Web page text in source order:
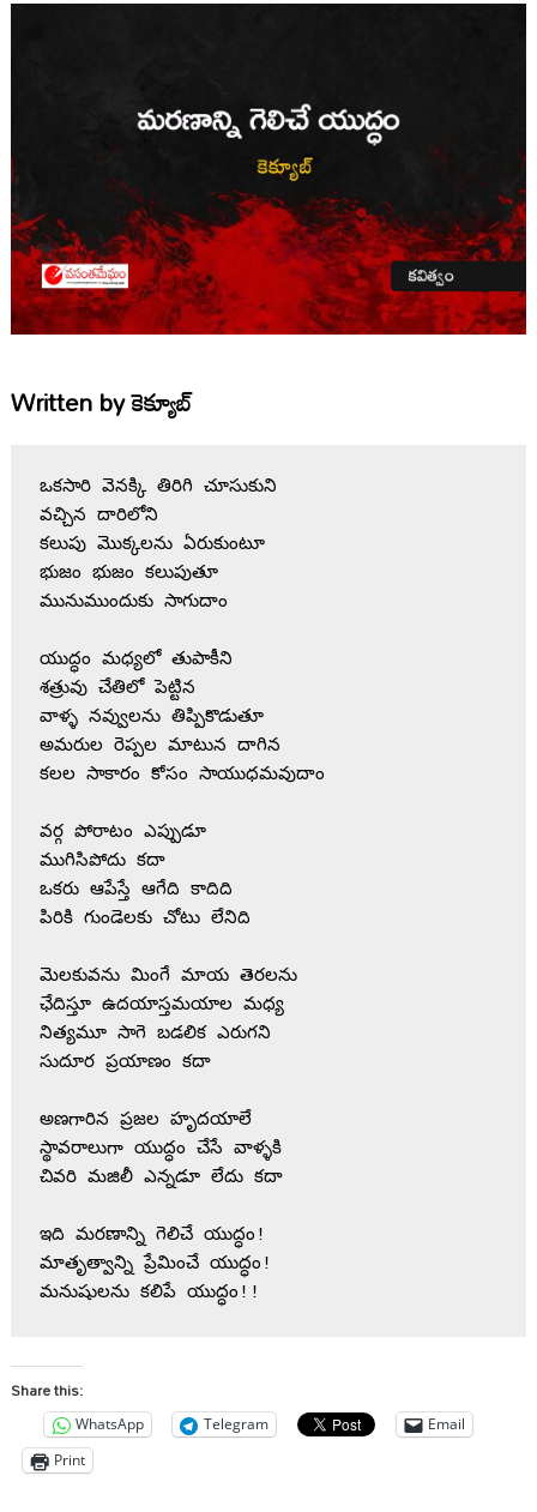
Written byకెక్యూబ్
ఒకసారి వెనక్కి తిరిగి చూసుకుని
వచ్చిన దారిలోని
కలుపు మొక్కలను ఏరుకుంటూ
భుజం భుజం కలుపుతూ
మునుముందుకు సాగుదాం
యుద్ధం మధ్యలో తుపాకీని
శత్రువు చేతిలో పెట్టిన
వాళ్ళ నవ్వులను తిప్పికొడుతూ
అమరుల రెప్పల మాటున దాగిన
కలల సాకారం కోసం సాయుధమవుదాం
వర్గ పోరాటం ఎప్పుడూ
ముగిసిపోదు కదా
ఒకరు ఆపేస్తే ఆగేది కాదిది
పిరికి గుండెలకు చోటు లేనిది
మెలకువను మింగే మాయ తెరలను
ఛేదిస్తూ ఉదయాస్తమయాల మధ్య
నిత్యమూ సాగె బడలిక ఎరుగని
సుదూర ప్రయాణం కదా
అణగారిన ప్రజల హృదయాలే
స్థావరాలుగా యుద్ధం చేసే వాళ్ళకి
చివరి మజిలీ ఎన్నడూ లేదు కదా
ఇది మరణాన్ని గెలిచే యుద్ధం!
మాతృత్వాన్ని ప్రేమించే యుద్ధం!
మనుషులను కలిపే యుద్ధం!!
Share this:
WhatsApp Telegram
Email
Print